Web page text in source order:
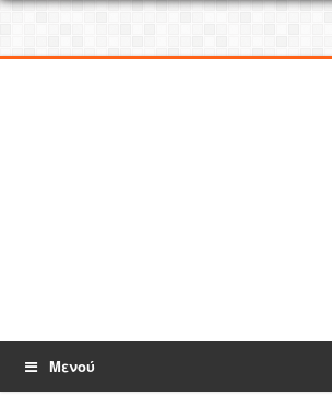
Μενού